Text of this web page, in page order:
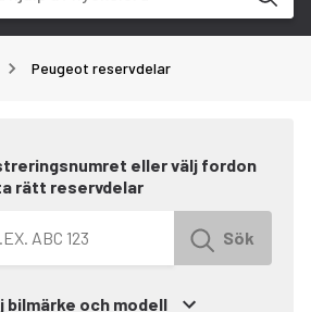
Peugeot reservdelar
eller välj fordon
rätt reservdelar
registreringsnummer
Sök
bilmärke och modell